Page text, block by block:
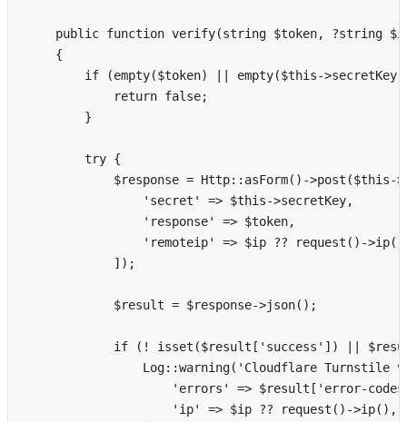
public function verify(string $token, ?string
    {
if (empty($token) || empty($this-
            return false;
        }
        try {
$response = Http::asForm()->post($this-
                'secret' => $this->secretKey,
                'response' => $token,
'remoteip' => $ip ?? request()-
            ]);
            $result = $response->json();
if (! isset($result['success']) ||
Log::warning('Cloudflare Turnstile
'errors' => $result['error-
                    'ip' => $ip ?? request()->ip(),